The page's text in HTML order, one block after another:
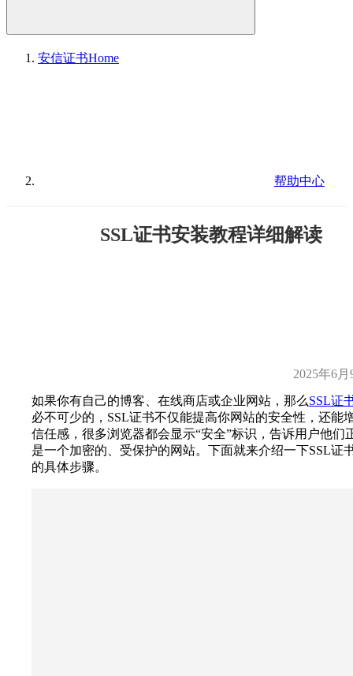
安信证书Home
帮助中心
SSL证书安装教程详细解读
2025年6月
如果你有自己的博客、在线商店或企业网站，那么SSL证
必不可少的，SSL证书不仅能提高你网站的安全性，还能
信任感，很多浏览器都会显示“安全”标识，告诉用户他们
是一个加密的、受保护的网站。下面就来介绍一下SSL证
的具体步骤。